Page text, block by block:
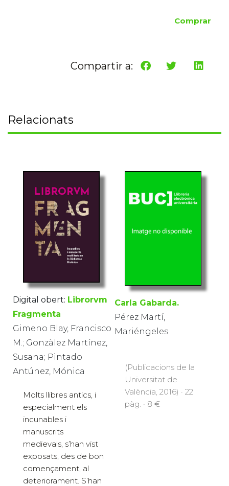
Comprar
Compartir a:
Relacionats
Digital obert: Librorvm
Fragmenta
Gimeno Blay, Francisco
M.; Gonzàlez Martínez,
Susana; Pintado
Antúnez, Mónica
Molts llibres antics, i
especialment els
incunables i
manuscrits
medievals, s’han vist
exposats, des de bon
començament, al
deteriorament. S’han
Carla Gabarda.
Pérez Martí,
Mariéngeles
(Publicacions de la
Universitat de
València, 2016) · 22
pàg. · 8 €